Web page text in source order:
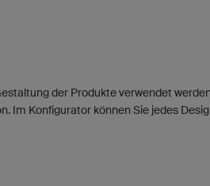
der Produkte verwendet
Im Konfigurator können Sie jedes